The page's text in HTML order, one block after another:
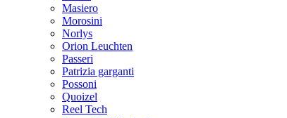
Masiero
Morosini
Norlys
Orion Leuchten
Passeri
Patrizia garganti
Possoni
Quoizel
Reel Tech